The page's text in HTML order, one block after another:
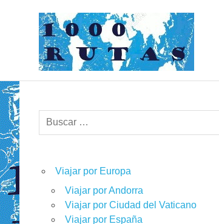
contenido
ruedas
Buscar:
Viajar por Europa
Viajar por Andorra
Viajar por Ciudad del Vaticano
Viajar por España